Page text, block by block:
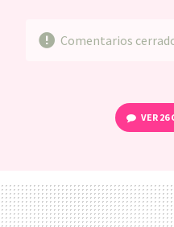
Comentarios
VER 26